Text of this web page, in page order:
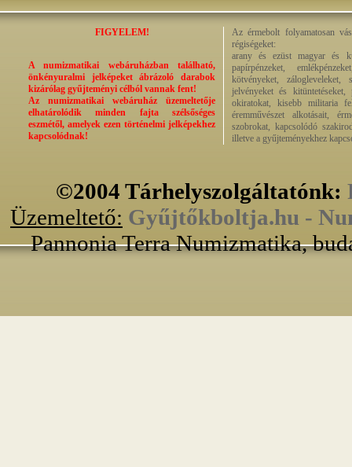
FIGYELEM!
A numizmatikai webáruházban található,
önkényuralmi jelképeket ábrázoló darabok
kizárólag gyűjteményi célból vannak fent!
Az numizmatikai webáruház üzemeltetője
elhatárolódik minden fajta szélsőséges
eszmétől, amelyek ezen történelmi jelképekhez
kapcsolódnak!
Az érmebolt folyamatosan
régiségeket:
arany és ezüst magyar és
papírpénzeket,
kötvényeket,
jelvényeket és kitüntetéseket,
okiratokat, kisebb militaria
éremművészet alkotásait,
szobrokat, kapcsolódó
illetve a gyűjteményekhez
©2004 Tárhelyszolgáltatónk:
Üzemeltető: Gyűjtőkboltja.hu -
Pannonia Terra Numizmatika,